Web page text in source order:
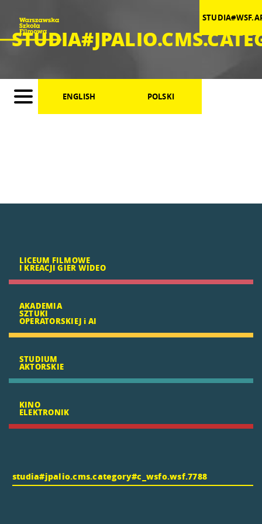
ENGLISH POLSKI
LICEUM FILMOWE
I KREACJI GIER WIDEO
AKADEMIA
SZTUKI
OPERATORSKIEJ i AI
STUDIUM
AKTORSKIE
KINO
ELEKTRONIK
studia#jpalio.cms.category#c_wsfo.wsf.7788